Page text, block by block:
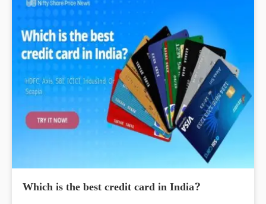
Which is the best credit card in India?